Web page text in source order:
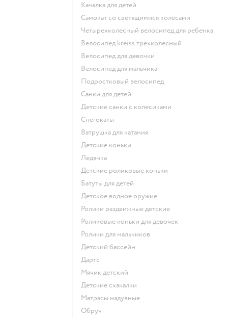
Качалка для детей
Самокат со светящимися колесами
Четырехколесный велосипед для ребенка
Велосипед kreiss трехколесный
Велосипед для девочки
Велосипед для мальчика
Подростковый велосипед
Санки для детей
Детские санки с колесиками
Снегокаты
Ватрушка для катания
Детские коньки
Ледянка
Детские роликовые коньки
Батуты для детей
Детское водное оружие
Ролики раздвижные детские
Роликовые коньки для девочек
Ролики для мальчиков
Детский бассейн
Дартс
Мячик детский
Детские скакалки
Матрасы надувные
Обруч